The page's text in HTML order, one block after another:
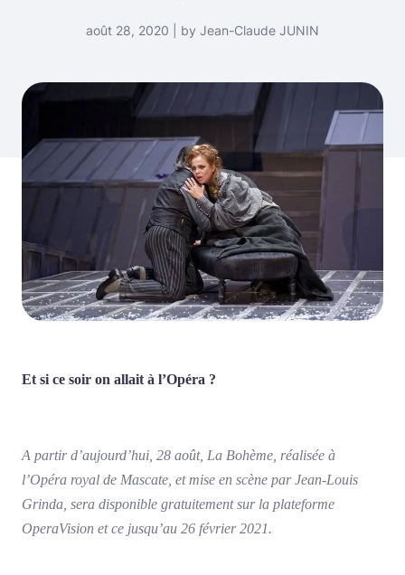
août 28, 2020 | by Jean-Claude JUNIN
Et si ce soir on allait à l’Opéra ?
A partir d’aujourd’hui, 28 août, La Bohème, réalisée à
l’Opéra royal de Mascate, et mise en scène par Jean-Louis
Grinda, sera disponible gratuitement sur la plateforme
OperaVision et ce jusqu’au 26 février 2021.